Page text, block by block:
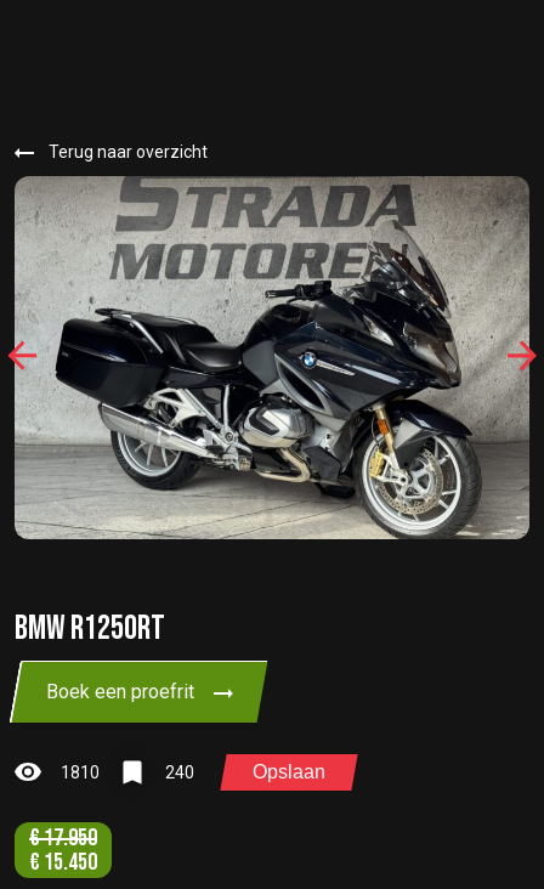
Terug naar overzicht
25649
BMW R1250RT
Boek een proefrit
1810 240 Opslaan
€17.950
€ 15.450